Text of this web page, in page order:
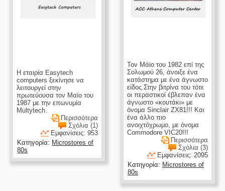
Η εταιρία Easytech
computers ξεκίνησε να
λειτουργεί στην
πρωτεύουσα τον Μαϊο του
1987 με την επωνυμία
Multytech.
Περισσότερα
Σχόλια (1)
Εμφανίσεις: 953
Κατηγορία: Microstores of
80s
Τον Μάϊο του 1982 επί της
Σολωμού 26, άνοιξε ένα
κατάστημα με ένα άγνωστο
είδος.Στην βιτρίνα του τότε
οι περαστικοί έβλεπαν ένα
άγνωστο «κουτάκι» με
όνομα Sinclair ZX81!!! Και
ένα άλλο πιο
ανοιχτόχρωμο, με όνομα
Commodore VIC20!!!
Περισσότερα
Σχόλια (3)
Εμφανίσεις: 2095
Κατηγορία: Microstores of
80s